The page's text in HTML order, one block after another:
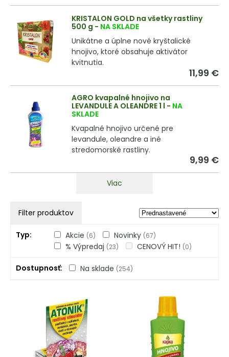
KRISTALON GOLD na všetky rastliny
500 g - NA SKLADE
Unikátne a úplne nové kryštalické
hnojivo, ktoré obsahuje aktivátor
kvitnutia.
11,99 €
AGRO kvapalné hnojivo na
LEVANDULE A OLEANDRE 1 l - NA
SKLADE
Kvapalné hnojivo určené pre
levandule, oleandre a iné
stredomorské rastliny.
9,99 €
Viac
Filter produktov
Typ Akcie (6) Novinky (67)
% Výpredaj (23) CENOVÝ HIT! (0)
Dostupnosť Na sklade (254)